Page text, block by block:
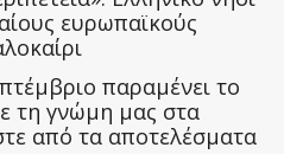
ευρωπαϊκούς
παραμένει το
τη γνώμη μας στα
από τα αποτελέσματα